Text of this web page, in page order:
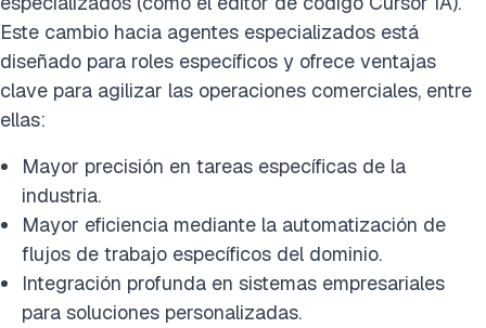
Este cambio hacia agentes especializados está
diseñado para roles específicos y ofrece ventajas
clave para agilizar las operaciones comerciales, entre
ellas:
Mayor precisión en tareas específicas de la
industria.
Mayor eficiencia mediante la automatización de
flujos de trabajo específicos del dominio.
Integración profunda en sistemas empresariales
para soluciones personalizadas.